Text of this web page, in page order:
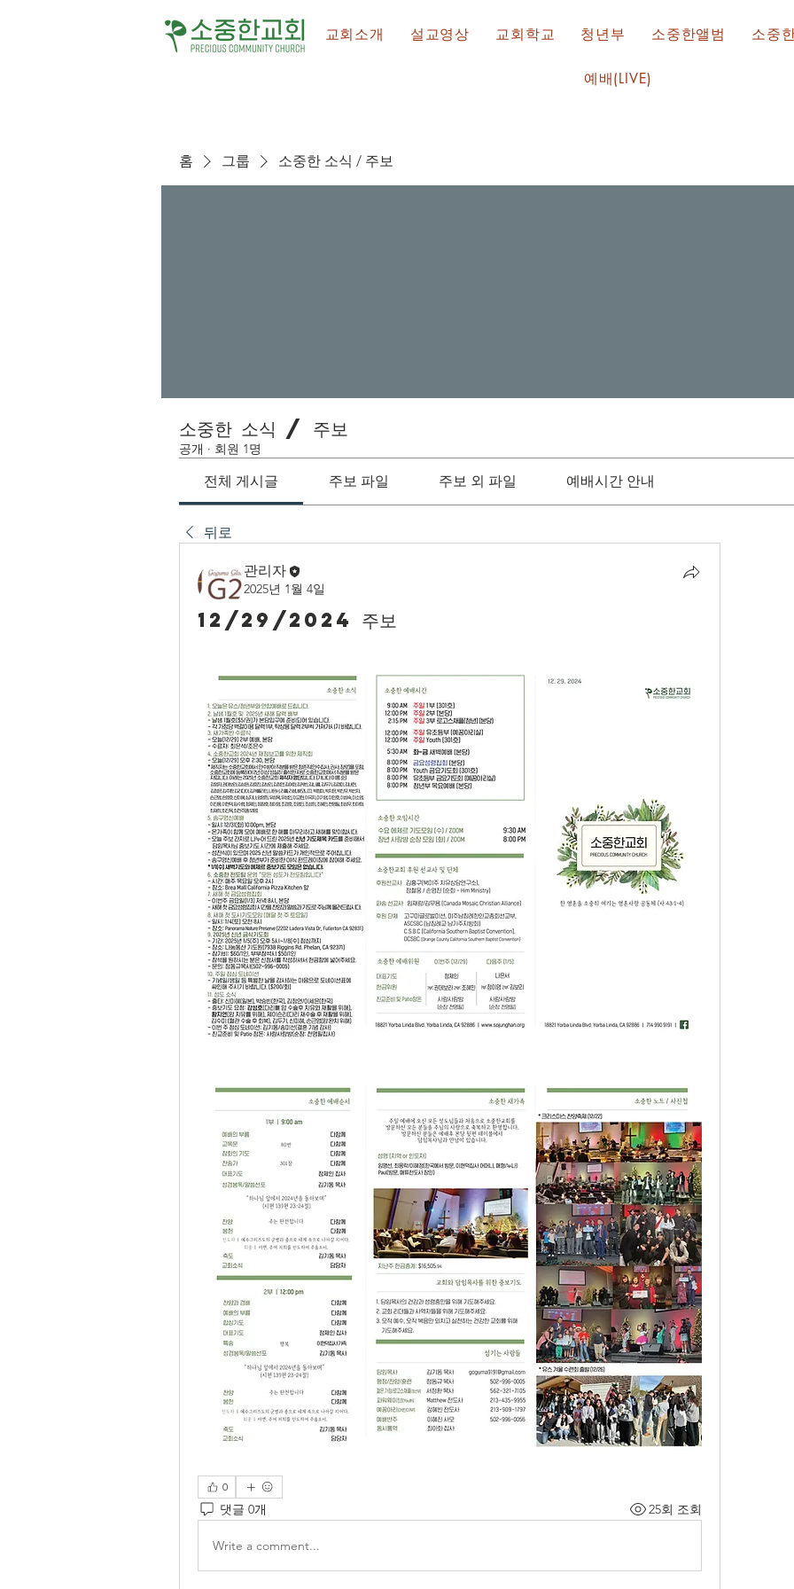
교회소개 설교영상 교회학교 청년부 소중한앨범 소중
예배(LIVE)
홈 그룹 소중한 소식 / 주보
소중한 소식 / 주보
공개 · 회원 1명
전체 게시글 주보 파일 주보 외 파일 예배시간 안내
뒤로
관리자
2025년 1월 4일
12/29/2024 주보
0
댓글 0개 25회 조회
Write a comment...